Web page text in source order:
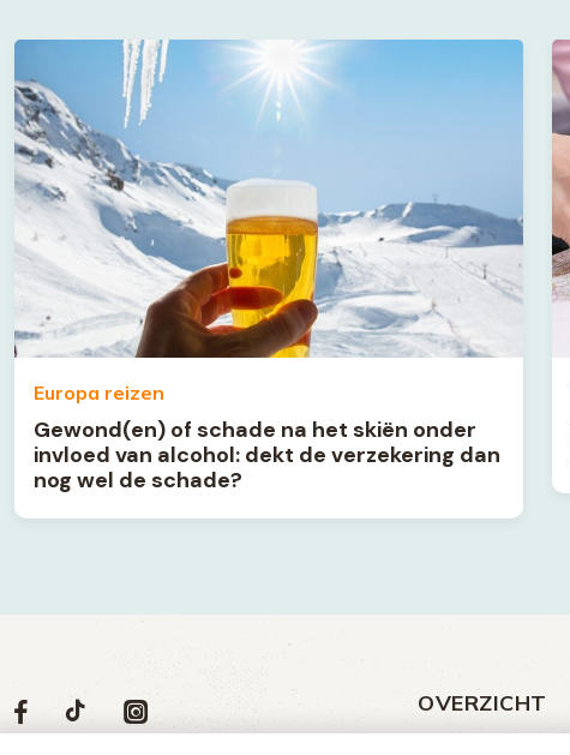
Europa reizen
Gewond(en) of schade na het skiën onder
invloed van alcohol: dekt de verzekering dan
nog wel de schade?
Volg
ons
Social
media
Volg
Volg
Volg
OVERZICHT